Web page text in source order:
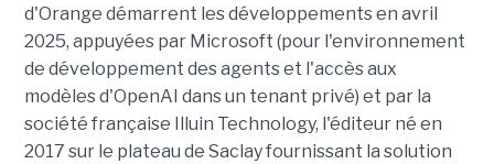
d'Orange démarrent les développements en avril
2025, appuyées par Microsoft (pour l'environnement
de développement des agents et l'accès aux
modèles d'OpenAI dans un tenant privé) et par la
société française Illuin Technology, l'éditeur né en
2017 sur le plateau de Saclay fournissant la solution